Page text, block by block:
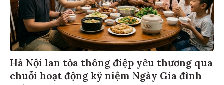
Hà Nội lan tỏa thông điệp yêu thương qua
chuỗi hoạt động kỷ niệm Ngày Gia đình